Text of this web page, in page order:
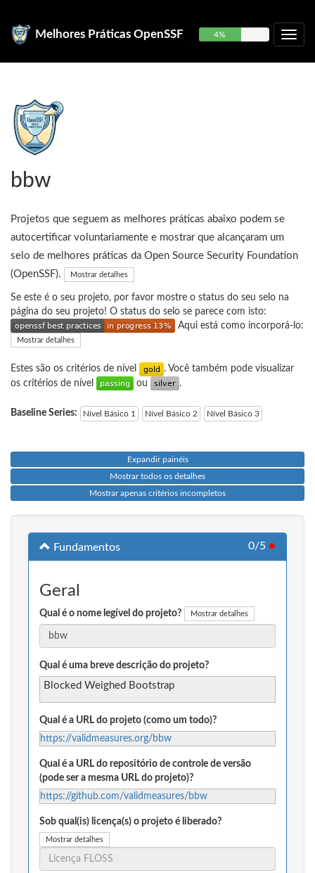
Melhores Práticas OpenSSF 4%
bbw
Projetos que seguem as melhores práticas abaixo podem se
autocertificar voluntariamente e mostrar que alcançaram um
selo de melhores práticas da Open Source Security Foundation
(OpenSSF).
Mostrar detalhes
Se este é o seu projeto, por favor mostre o status do seu selo na
página do seu projeto! O status do selo se parece com isto:
Aqui está como incorporá-lo:
Mostrar detalhes
Estes são os critérios de nível
. Você também pode visualizar
os critérios de nível
ou .
Baseline Series: Nível Básico 1 Nível Básico 2 Nível Básico 3
Expandir painéis
Mostrar todos os detalhes
Mostrar apenas critérios incompletos
Fundamentos 0/5 ●
Geral
Qual é o nome legível do projeto? Mostrar detalhes
Qual é uma breve descrição do projeto?
Blocked Weighed Bootstrap
Qual é a URL do projeto (como um todo)?
https://validmeasures.org/bbw
Qual é a URL do repositório de controle de versão
(pode ser a mesma URL do projeto)?
https://github.com/validmeasures/bbw
Sob qual(is) licença(s) o projeto é liberado?
Mostrar detalhes